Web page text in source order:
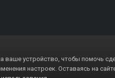
ваше устройство, чтобы помочь
настроек. Оставаясь на